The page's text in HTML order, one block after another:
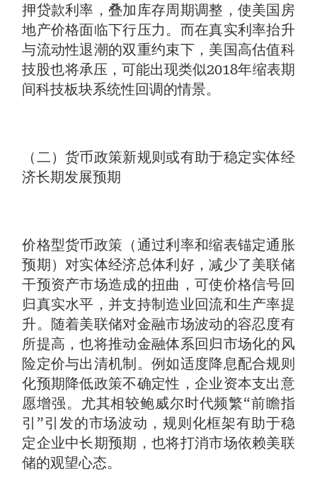
押贷款利率，叠加库存周期调整，使美国房
地产价格面临下行压力。而在真实利率抬升
与流动性退潮的双重约束下，美国高估值科
技股也将承压，可能出现类似2018年缩表期
间科技板块系统性回调的情景。
（二）货币政策新规则或有助于稳定实体经
济长期发展预期
价格型货币政策（通过利率和缩表锚定通胀
预期）对实体经济总体利好，减少了美联储
干预资产市场造成的扭曲，可使价格信号回
归真实水平，并支持制造业回流和生产率提
升。随着美联储对金融市场波动的容忍度有
所提高，也将推动金融体系回归市场化的风
险定价与出清机制。例如适度降息配合规则
化预期降低政策不确定性，企业资本支出意
愿增强。尤其相较鲍威尔时代频繁“前瞻指
引”引发的市场波动，规则化框架有助于稳
定企业中长期预期，也将打消市场依赖美联
储的观望心态。